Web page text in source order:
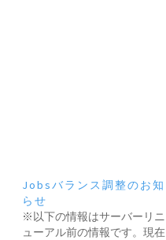
Jobsバランス調整のお知
らせ
※以下の情報はサーバーリニ
ューアル前の情報です。現在